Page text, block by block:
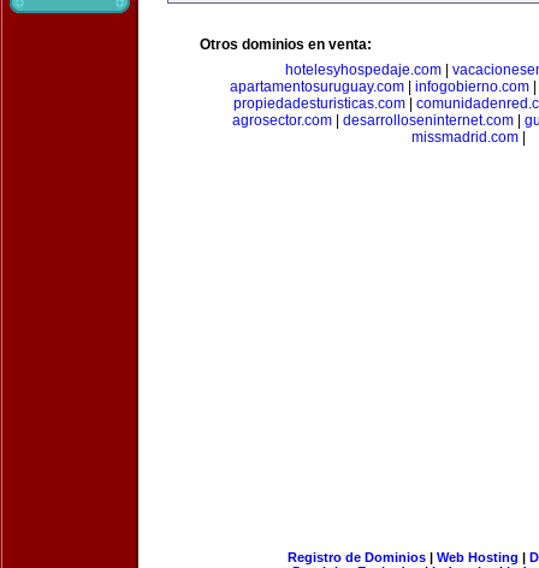
Otros dominios en venta:
hotelesyhospedaje.com
apartamentosuruguay.com
infogobierno.com
propiedadesturisticas.com|
agrosector.com
desarrolloseninternet.com
missmadrid.com|
Registro de Dominios| Web Hosting |